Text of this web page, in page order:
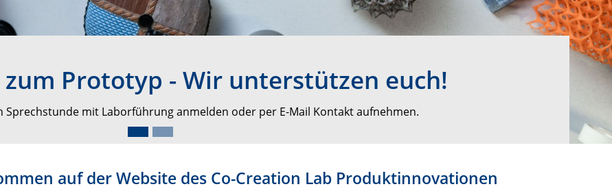
Prototyp - Wir unterstützen euch!
Sprechstunde mit Laborführung anmelden oder per E-Mail Kontakt aufnehmen.
auf der Website des Co-Creation Lab Produktinnovationen